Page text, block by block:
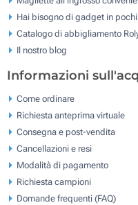
Hai bisogno di gadget in
Catalogo di abbigliamento
Il nostro blog
Informazioni
Come ordinare
Richiesta anteprima virtuale
Consegna e post-vendita
Cancellazioni e resi
Modalità di pagamento
Richiesta campioni
Domande frequenti (FAQ)